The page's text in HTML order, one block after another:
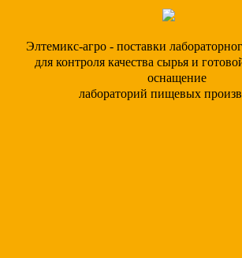
Элтемикс-агро - поставки
для контроля качества сырья и
оснащение
лабораторий пищевых